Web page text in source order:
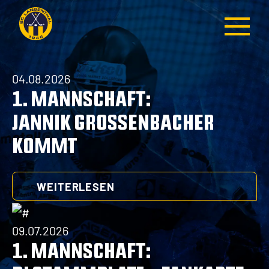
Teams
1. Mannschaft
Team
Tickets
Spiele
Tabelle
Statistik
Medical Report
Nachwuchs
Business
Partner
Hauptsponsoren
Platinpartner
Goldpartner
Silberpartner
Partner
Medienpartner
Medicalpartner
04.08.2026
1. MANNSCHAFT:
JANNIK GROSSENBACHER
KOMMT
WEITERLESEN
09.07.2026
1. MANNSCHAFT: